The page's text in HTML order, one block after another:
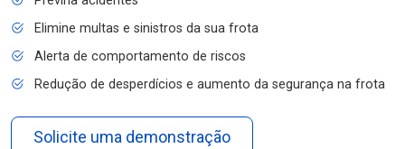
Elimine multas e sinistros da sua frota
Alerta de comportamento de riscos
Redução de desperdícios e aumento da segurança na frota
Solicite uma demonstração